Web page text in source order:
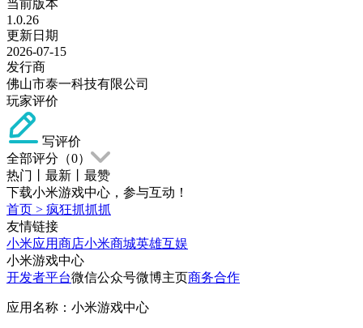
当前版本
1.0.26
更新日期
2026-07-15
发行商
佛山市泰一科技有限公司
玩家评价
写评价
全部评分（0）
热门
最新
最赞
下载小米游戏中心，参与互动！
首页 > 疯狂抓抓抓
友情链接
小米应用商店小米商城英雄互娱
小米游戏中心
开发者平台微信公众号微博主页商务合作
应用名称：小米游戏中心